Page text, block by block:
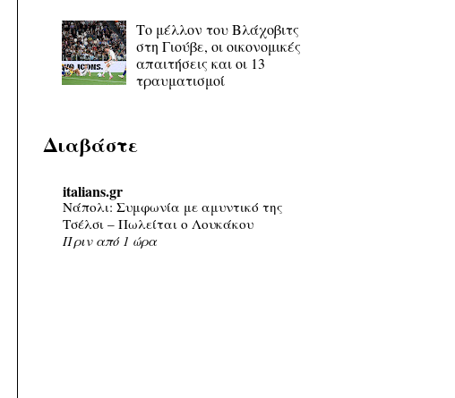
Το μέλλον του Βλάχοβιτς
στη Γιούβε, οι οικονομικές
απαιτήσεις και οι 13
τραυματισμοί
Διαβάστε
italians.gr
Νάπολι: Συμφωνία με αμυντικό της
Τσέλσι – Πωλείται ο Λουκάκου
Πριν από 1 ώρα